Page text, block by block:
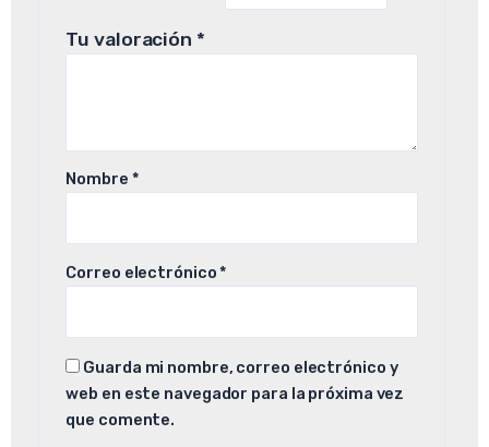
Tu valoración *
Nombre *
Correo electrónico*
Guarda mi nombre, correo electrónico y
web en este navegador para la próxima vez
que comente.